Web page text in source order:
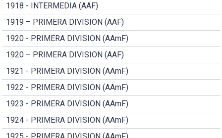
1918 - INTERMEDIA (AAF)
1919 – PRIMERA DIVISION (AAF)
1920 - PRIMERA DIVISION (AAmF)
1920 – PRIMERA DIVISION (AAF)
1921 - PRIMERA DIVISION (AAmF)
1922 - PRIMERA DIVISION (AAmF)
1923 - PRIMERA DIVISION (AAmF)
1924 - PRIMERA DIVISION (AAmF)